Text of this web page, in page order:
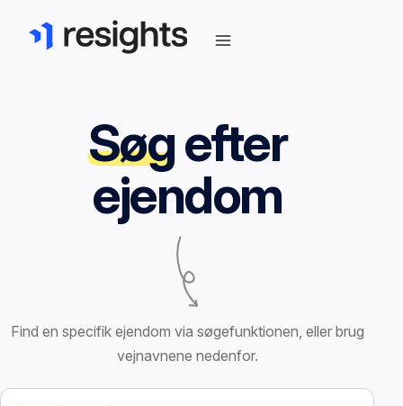
Søgefter
ejendom
Find en specifik ejendom via søgefunktionen, eller brug
vejnavnene nedenfor.
Søg efter ejendom